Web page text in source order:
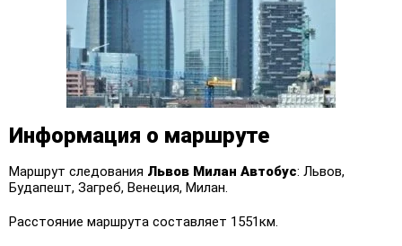
Информация о маршруте
Маршрут следования Львов Милан Автобус: Львов,
Будапешт, Загреб, Венеция, Милан.
Расстояние маршрута составляет 1551км.